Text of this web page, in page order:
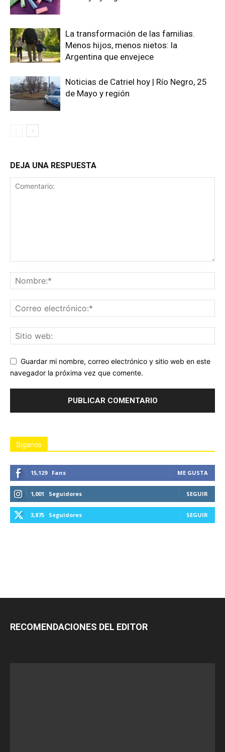
La transformación de las familias.
Menos hijos, menos nietos: la
Argentina que envejece
Noticias de Catriel hoy | Río Negro, 25
de Mayo y región
DEJA UNA RESPUESTA
Guardar mi nombre, correo electrónico y sitio web en este
navegador la próxima vez que comente.
Siganos
15,129 Fans ME GUSTA
1,001 Seguidores SEGUIR
3,875 Seguidores SEGUIR
RECOMENDACIONES DEL EDITOR